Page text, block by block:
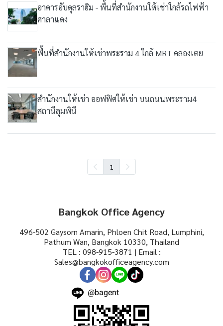
อาคารอับดุลราฮิม - พื้นที่สำนักงานให้เช่าใกล้รถไฟฟ้า
ศาลาแดง
พื้นที่สำนักงานให้เช่าพระราม 4 ใกล้ MRT คลองเตย
สำนักงานให้เช่า ออฟฟิศให้เช่า บนถนนพระราม4
สถานีลุมพินี
1
Bangkok Office Agency
496-502 Gaysorn Amarin, Phloen Chit Road, Lumphini,
Pathum Wan, Bangkok 10330, Thailand
TEL : 098-915-3871 | Email :
Sales@bangkokofficeagency.com
@bagent